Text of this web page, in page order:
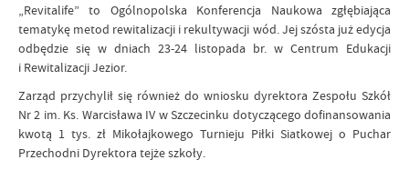
„Revitalife” to Ogólnopolska Konferencja Naukowa zgłębiająca
tematykę metod rewitalizacji i rekultywacji wód. Jej szósta już edycja
odbędzie się w dniach 23-24 listopada br. w Centrum Edukacji
i Rewitalizacji Jezior.
Zarząd przychylił się również do wniosku dyrektora Zespołu Szkół
Nr 2 im. Ks. Warcisława IV w Szczecinku dotyczącego dofinansowania
kwotą 1 tys. zł Mikołajkowego Turnieju Piłki Siatkowej o Puchar
Przechodni Dyrektora tejże szkoły.